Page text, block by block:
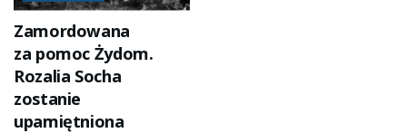
Zamordowana
za pomoc Żydom.
Rozalia Socha
zostanie
upamiętniona